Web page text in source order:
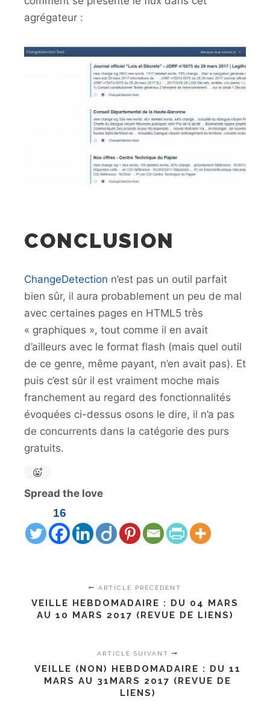
agrégateur :
CONCLUSION
ChangeDetection n’est pas un outil parfait
bien sûr, il aura probablement un peu de mal
avec certaines pages en HTML5 très
« graphiques », tout comme il en avait
d’ailleurs avec le format flash (mais quel outil
de ce genre, même payant, n’en avait pas). Et
puis c’est sûr il est vraiment moche mais
franchement au regard des fonctionnalités
évoquées ci-dessus osons le dire, il n’a pas
de concurrents dans la catégorie des purs
gratuits.
Spread the love
16
ARTICLE PRÉCÉDENT
VEILLE HEBDOMADAIRE : DU 04 MARS
AU 10 MARS 2017 (REVUE DE LIENS)
ARTICLE SUIVANT
VEILLE (NON) HEBDOMADAIRE : DU 11
MARS AU 31MARS 2017 (REVUE DE
LIENS)